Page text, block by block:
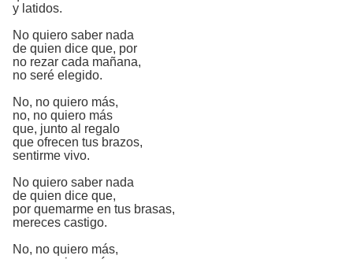
y latidos.
No quiero saber nada
de quien dice que, por
no rezar cada mañana,
no seré elegido.
No, no quiero más,
no, no quiero más
que, junto al regalo
que ofrecen tus brazos,
sentirme vivo.
No quiero saber nada
de quien dice que,
por quemarme en tus brasas,
mereces castigo.
No, no quiero más,